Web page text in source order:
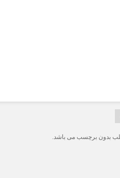
بدون برچسب می باشد.